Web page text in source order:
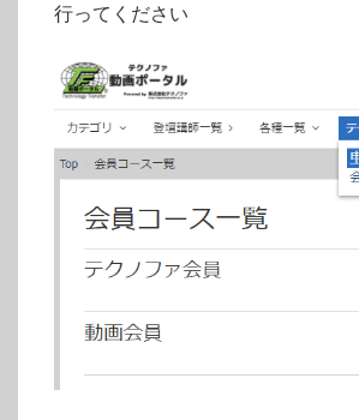
行ってください